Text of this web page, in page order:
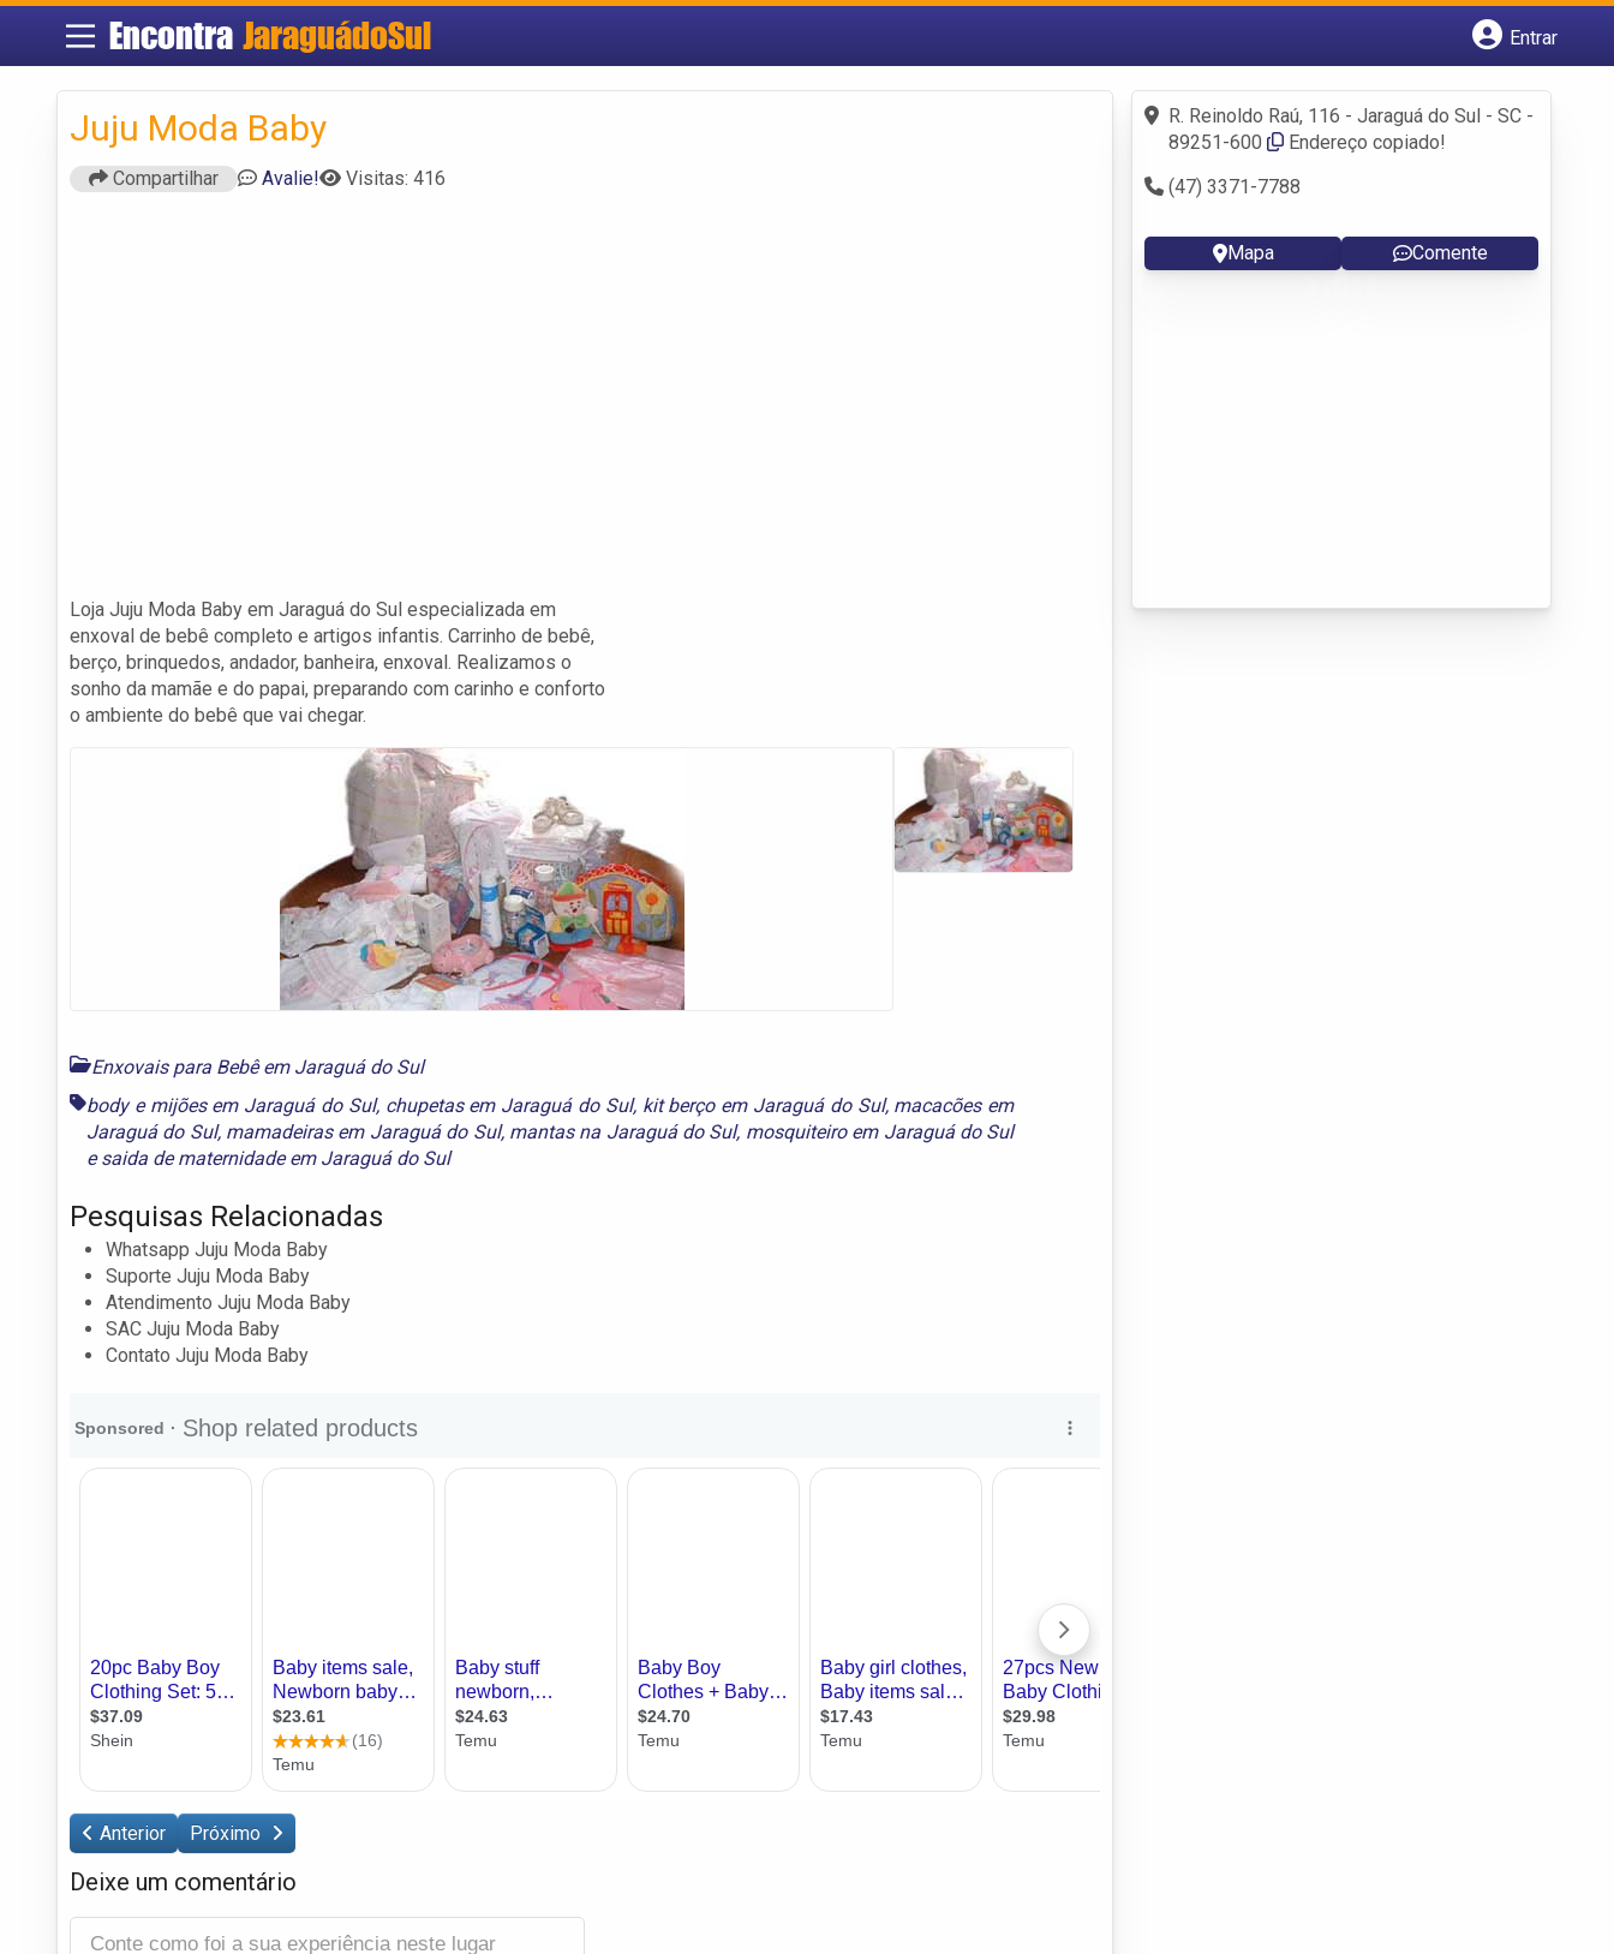
Encontra JaraguádoSul
Entrar
Fazer login
Criar conta
Juju Moda Baby
Compartilhar Avalie! Visitas: 416
Loja Juju Moda Baby em Jaraguá do Sul especializada em
enxoval de bebê completo e artigos infantis. Carrinho de bebê,
berço, brinquedos, andador, banheira, enxoval. Realizamos o
sonho da mamãe e do papai, preparando com carinho e conforto
o ambiente do bebê que vai chegar.
Enxovais para Bebê em Jaraguá do Sul
body e mijões em Jaraguá do Sul, chupetas em Jaraguá do Sul, kit berço em Jaraguá do Sul, macacões em
Jaraguá do Sul, mamadeiras em Jaraguá do Sul, mantas na Jaraguá do Sul, mosquiteiro em Jaraguá do Sul
esaida de maternidade em Jaraguá do Sul
Pesquisas Relacionadas
Whatsapp Juju Moda Baby
Suporte Juju Moda Baby
Atendimento Juju Moda Baby
SAC Juju Moda Baby
Contato Juju Moda Baby
Anterior Próximo
Deixe um comentário
R. Reinoldo Raú, 116 - Jaraguá do Sul - SC -
89251-600
Endereço copiado!
(47) 3371-7788
Mapa Comente